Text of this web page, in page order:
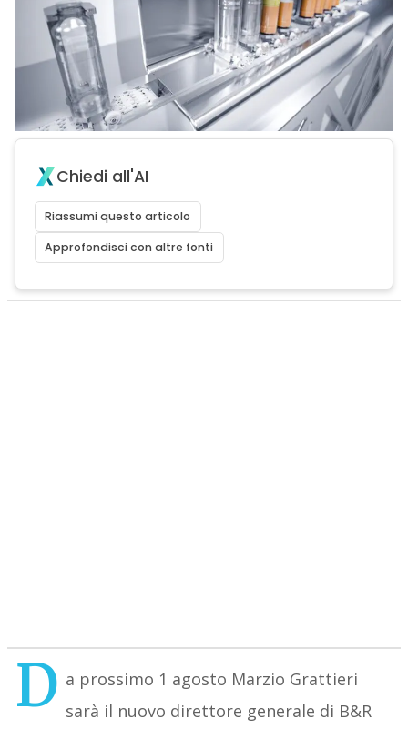
Chiedi all'AI
Riassumi questo articolo
Approfondisci con altre fonti
D a prossimo 1 agosto Marzio Grattieri
sarà il nuovo direttore generale di B&R